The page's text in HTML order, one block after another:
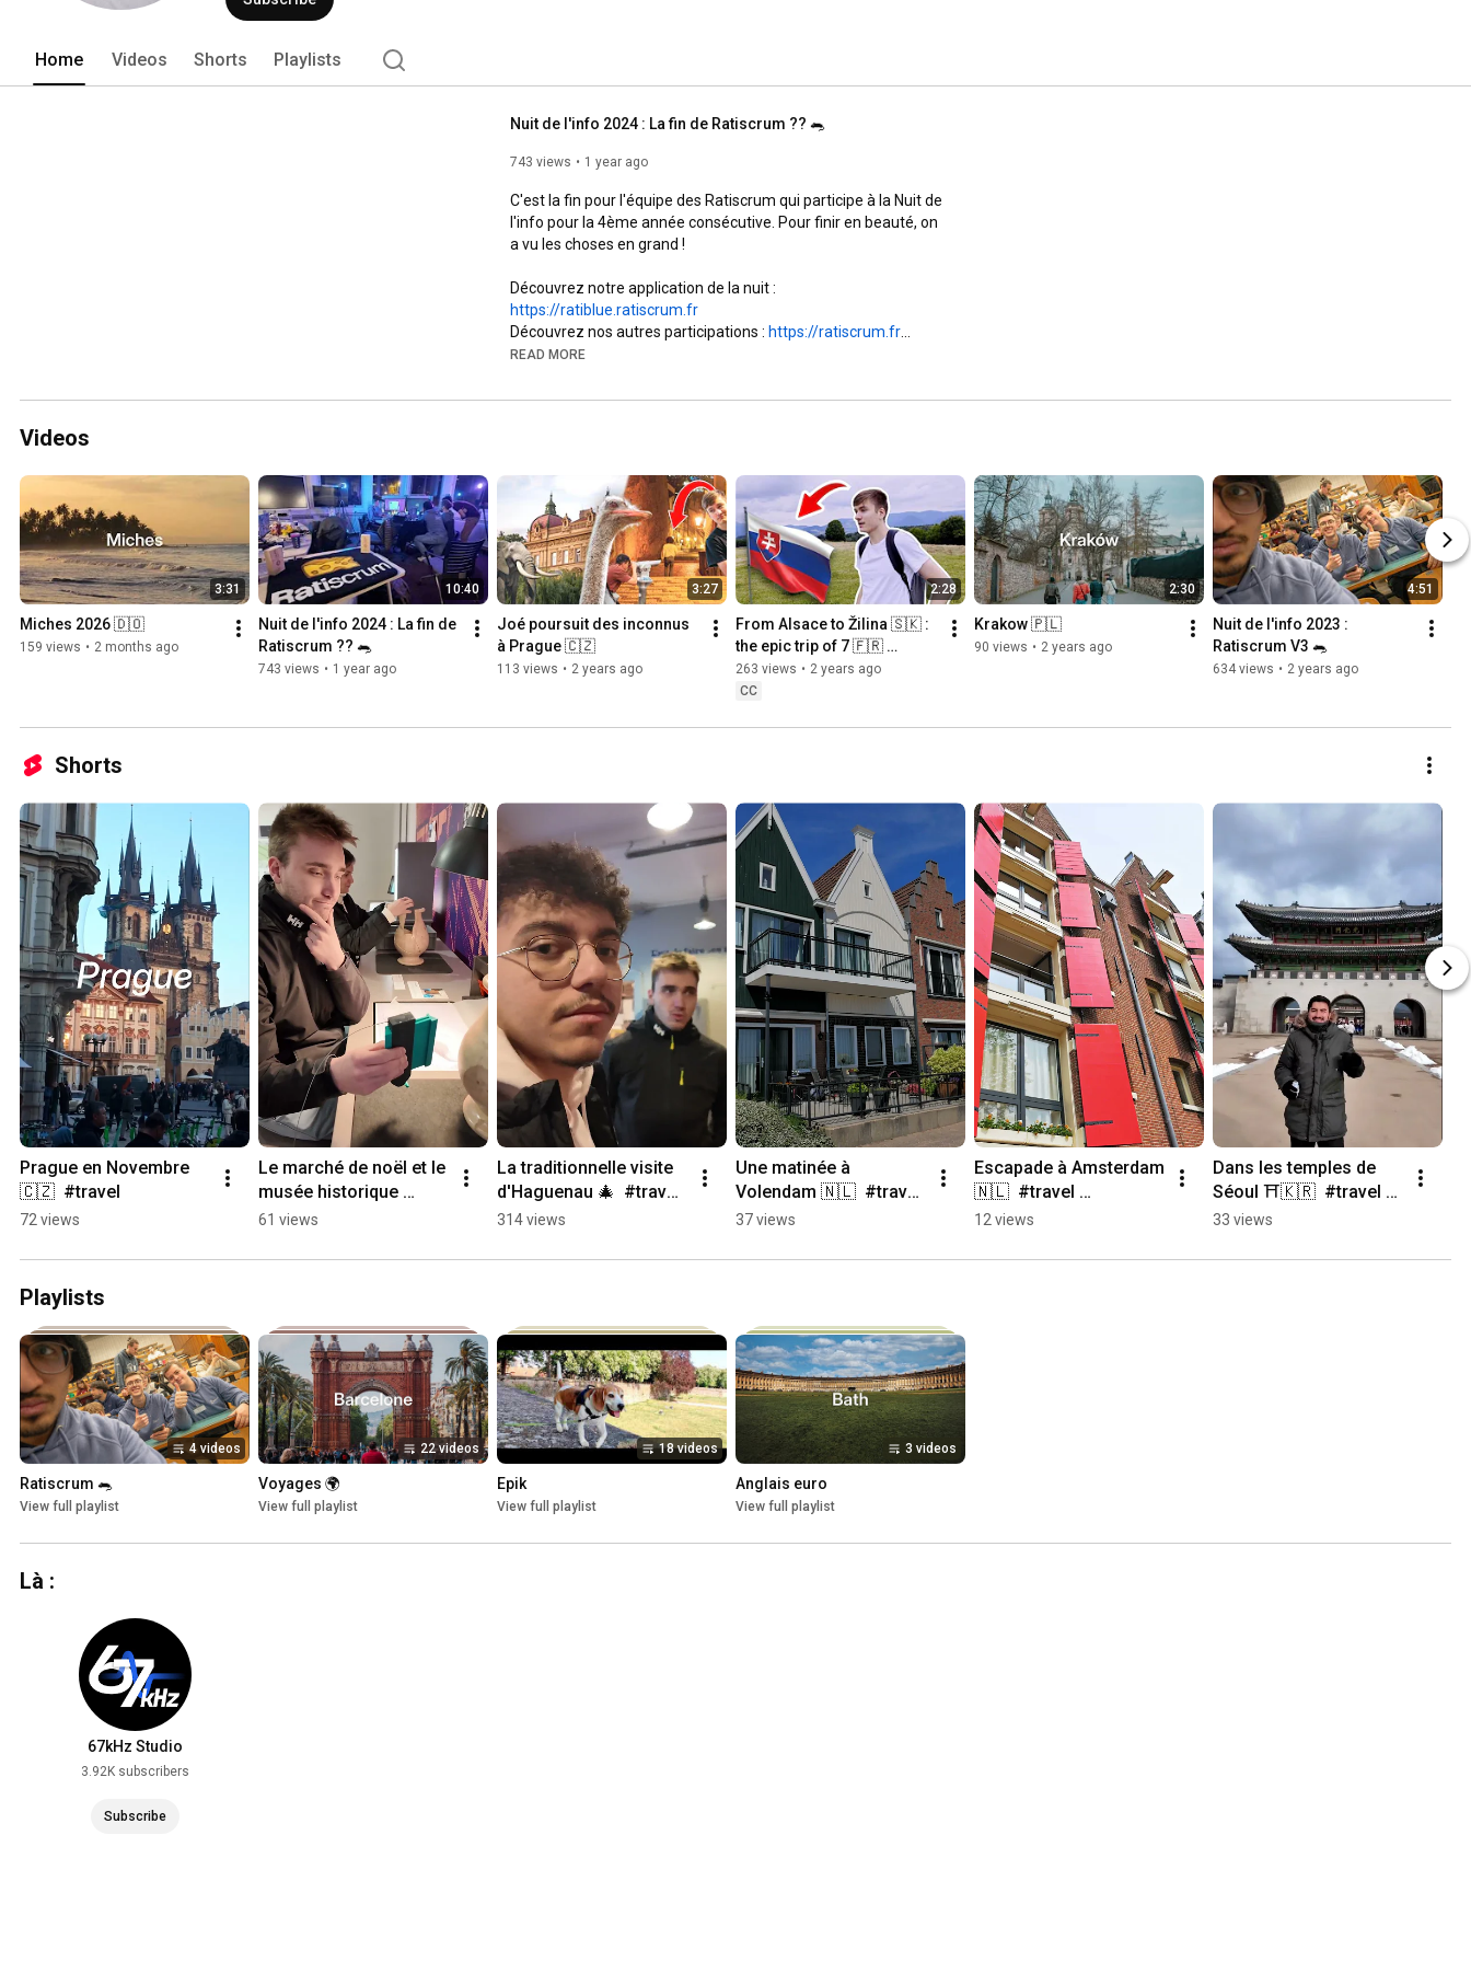
Home Videos Shorts Playlists
Nuit de l'info 2024 : La fin de Ratiscrum ?? 🐀
743 views 1 year ago
C'est la fin pour l'équipe des Ratiscrum qui participe à la Nuit de
l'info pour la 4ème année consécutive. Pour finir en beauté, on
a vu les choses en grand !
https://ratiblue.ratiscrum.fr
Découvrez nos autres participations : https://ratiscrum.fr
Notre vidéo 2022 : https://youtu.be/W8-KJPoo4uw
l'info et toutes les personnes que nous avons croisés au cours
de ces 4 années ❤️
"C'est la fin pour nous mais on reste caché derrière notre
fromage".
READ MORE
Videos
3:31
Miches 2026 🇩🇴
159 views • 2 months ago
10:40
Nuit de l'info 2024 : La fin de
Ratiscrum ?? 🐀
743 views • 1 year ago
3:27
Joé poursuit des inconnus
à Prague 🇨🇿
113 views • 2 years ago
2:28
From Alsace to Žilina 🇸🇰 :
the epic trip of 7 🇫🇷
erasmus student
263 views • 2 years ago
CC
2:30
Krakow 🇵🇱
90 views • 2 years ago
4:51
Nuit de l'info 2023 :
Ratiscrum V3 🐀
634 views • 2 years ago
Shorts
Prague en Novembre
🇨🇿  #travel
72 views
Le marché de noël et le
musée historique
d'Haguenau 🎄
61 views
La traditionnelle visite
d'Haguenau 🎄  #travel
#alsace #christmas
314 views
Une matinée à
Volendam 🇳🇱  #travel
#volendam
37 views
Escapade à Amsterdam
🇳🇱  #travel
#amsterdam
12 views
Dans les temples de
Séoul ⛩️🇰🇷  #travel
#korea #seoul
33 views
Playlists
4 videos
Ratiscrum 🐀
View full playlist
22 videos
Voyages 🌍
View full playlist
18 videos
Epik
View full playlist
3 videos
Anglais euro
View full playlist
Là :
67kHz Studio
3.92K subscribers
Subscribe